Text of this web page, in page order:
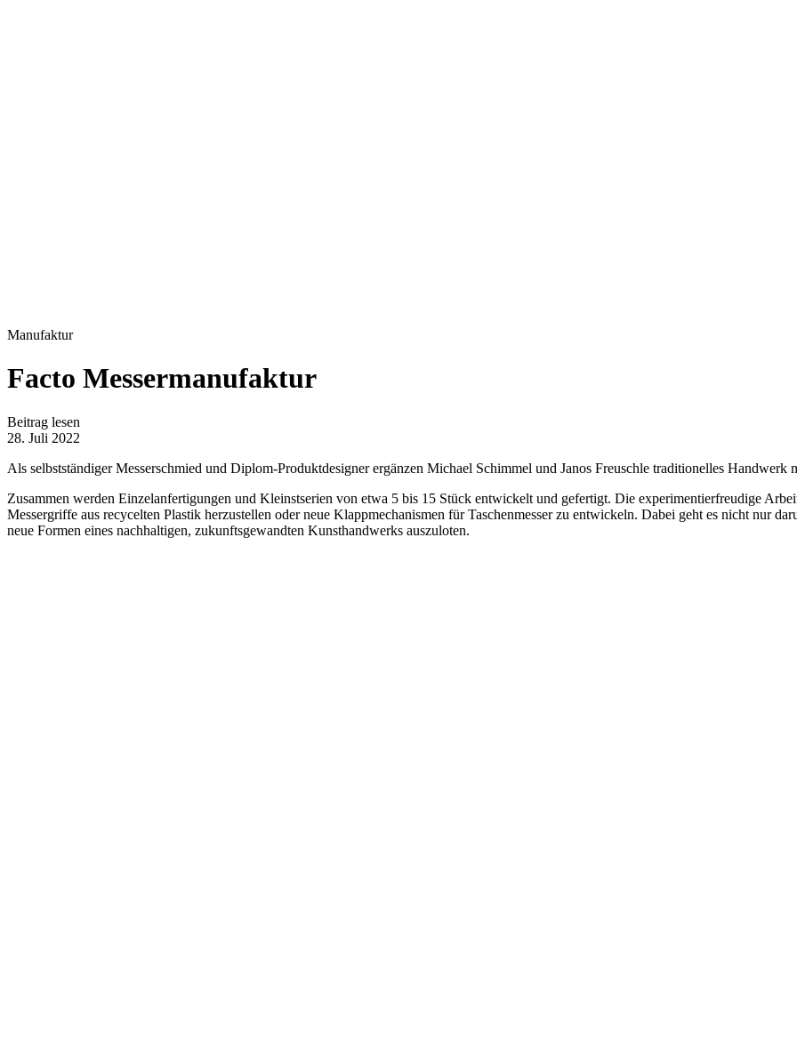
Manufaktur
Facto Messermanufaktur
Beitrag lesen
28. Juli 2022
Als selbstständiger Messerschmied und Diplom-Produktdesigner ergänzen Michael Schimmel und Janos Freuschle traditionelles Handwerk
Zusammen werden Einzelanfertigungen und Kleinstserien von etwa 5 bis 15 Stück entwickelt und gefertigt. Die experimentierfreudige
Messergriffe aus recycelten Plastik herzustellen oder neue Klappmechanismen für Taschenmesser zu entwickeln. Dabei geht es nicht nur
neue Formen eines nachhaltigen, zukunftsgewandten Kunsthandwerks auszuloten.